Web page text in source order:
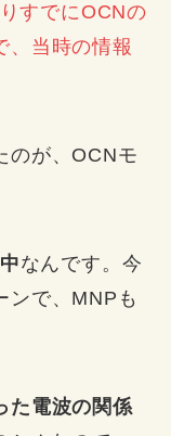
すでにOCNの
、当時の情報
のが、OCNモ
なんです。今
ンで、MNPも
た電波の関係